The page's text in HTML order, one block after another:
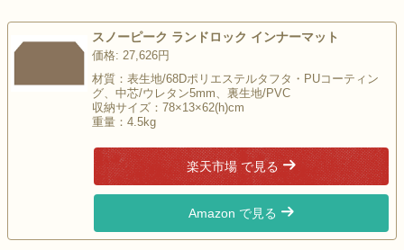
スノーピーク ランドロック インナーマット
価格: 27,626円
材質：表生地/68Dポリエステルタフタ・PUコーティン
グ、中芯/ウレタン5mm、裏生地/PVC
収納サイズ：78×13×62(h)cm
重量：4.5kg
楽天市場 で見る
Amazon で見る